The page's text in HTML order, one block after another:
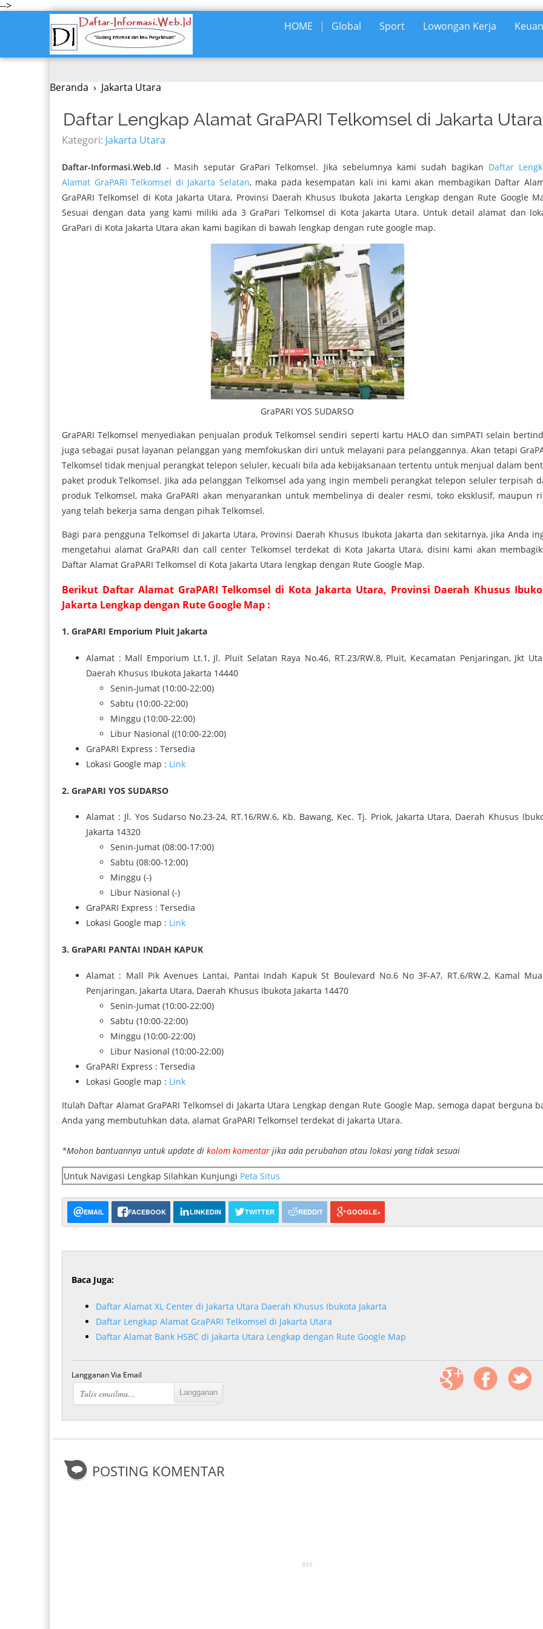
-->
HOME
Global Sport Lowongan Kerja
Beranda › Jakarta Utara
Daftar Lengkap Alamat GraPARI Telkomsel di Jakarta Utara
Kategori: Jakarta Utara
Daftar-Informasi.Web.Id - Masih seputar GraPari Telkomsel. Jika sebelumnya kami sudah bagikan Daftar
Alamat GraPARI Telkomsel di Jakarta Selatan, maka pada kesempatan kali ini kami akan membagikan Daftar
GraPARI Telkomsel di Kota Jakarta Utara, Provinsi Daerah Khusus Ibukota Jakarta Lengkap dengan Rute Google
Sesuai dengan data yang kami miliki ada 3 GraPari Telkomsel di Kota Jakarta Utara. Untuk detail alamat dan
GraPari di Kota Jakarta Utara akan kami bagikan di bawah lengkap dengan rute google map.
GraPARI YOS SUDARSO
GraPARI Telkomsel menyediakan penjualan produk Telkomsel sendiri seperti kartu HALO dan simPATI selain
juga sebagai pusat layanan pelanggan yang memfokuskan diri untuk melayani para pelanggannya. Akan tetapi
Telkomsel tidak menjual perangkat telepon seluler, kecuali bila ada kebijaksanaan tertentu untuk menjual dalam
paket produk Telkomsel. Jika ada pelanggan Telkomsel ada yang ingin membeli perangkat telepon seluler terpisah
produk Telkomsel, maka GraPARI akan menyarankan untuk membelinya di dealer resmi, toko eksklusif, maupun
yang telah bekerja sama dengan pihak Telkomsel.
Bagi para pengguna Telkomsel di Jakarta Utara, Provinsi Daerah Khusus Ibukota Jakarta dan sekitarnya, jika Anda
mengetahui alamat GraPARI dan call center Telkomsel terdekat di Kota Jakarta Utara, disini kami akan
Daftar Alamat GraPARI Telkomsel di Kota Jakarta Utara lengkap dengan Rute Google Map.
Berikut Daftar Alamat GraPARI Telkomsel di Kota Jakarta Utara, Provinsi Daerah Khusus
Jakarta Lengkap dengan Rute Google Map :
1. GraPARI Emporium Pluit Jakarta
Alamat : Mall Emporium Lt.1, Jl. Pluit Selatan Raya No.46, RT.23/RW.8, Pluit, Kecamatan Penjaringan, Jkt
Daerah Khusus Ibukota Jakarta 14440
Senin-Jumat (10:00-22:00)
Sabtu (10:00-22:00)
Minggu (10:00-22:00)
Libur Nasional ((10:00-22:00)
GraPARI Express : Tersedia
Lokasi Google map : Link
2. GraPARI YOS SUDARSO
Alamat : Jl. Yos Sudarso No.23-24, RT.16/RW.6, Kb. Bawang, Kec. Tj. Priok, Jakarta Utara, Daerah Khusus
Jakarta 14320
Senin-Jumat (08:00-17:00)
Sabtu (08:00-12:00)
Minggu (-)
Libur Nasional (-)
GraPARI Express : Tersedia
Lokasi Google map : Link
3. GraPARI PANTAI INDAH KAPUK
Alamat : Mall Pik Avenues Lantai, Pantai Indah Kapuk St Boulevard No.6 No 3F-A7, RT.6/RW.2, Kamal
Penjaringan, Jakarta Utara, Daerah Khusus Ibukota Jakarta 14470
Senin-Jumat (10:00-22:00)
Sabtu (10:00-22:00)
Minggu (10:00-22:00)
Libur Nasional (10:00-22:00)
GraPARI Express : Tersedia
Lokasi Google map : Link
Itulah Daftar Alamat GraPARI Telkomsel di Jakarta Utara Lengkap dengan Rute Google Map, semoga dapat berguna
Anda yang membutuhkan data, alamat GraPARI Telkomsel terdekat di Jakarta Utara.
*Mohon bantuannya untuk update di kolom komentar jika ada perubahan atau lokasi yang tidak sesuai
Untuk Navigasi Lengkap Silahkan Kunjungi Peta Situs
EMAIL FACEBOOK LINKEDIN TWITTER REDDIT GOOGLE+
Baca Juga:
Daftar Alamat XL Center di Jakarta Utara Daerah Khusus Ibukota Jakarta
Daftar Lengkap Alamat GraPARI Telkomsel di Jakarta Utara
Daftar Alamat Bank HSBC di Jakarta Utara Lengkap dengan Rute Google Map
Langganan Via Email
POSTING KOMENTAR